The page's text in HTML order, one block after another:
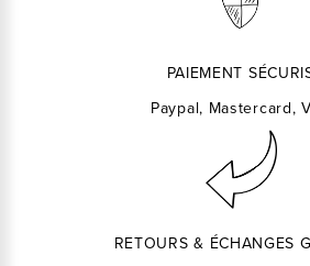
PAIEMENT
Paypal, Mastercard,
RETOURS & ÉCHANGES